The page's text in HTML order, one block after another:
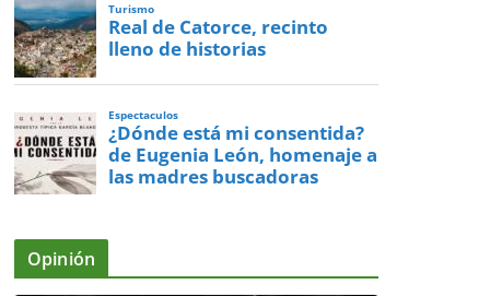
Turismo
Real de Catorce, recinto
lleno de historias
Espectaculos
¿Dónde está mi consentida?
de Eugenia León, homenaje a
las madres buscadoras
Opinión